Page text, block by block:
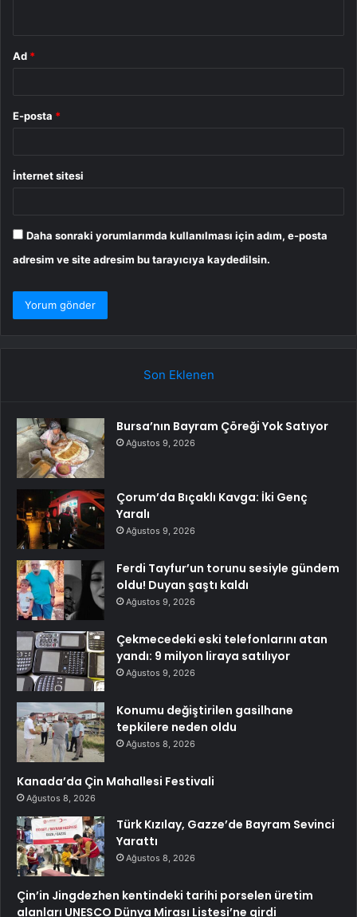
Ad *
E-posta *
İnternet sitesi
Daha sonraki yorumlarımda kullanılması için adım, e-posta
adresim ve site adresim bu tarayıcıya kaydedilsin.
Son Eklenen
Bursa’nın Bayram Çöreği Yok Satıyor
Ağustos 9, 2026
Çorum’da Bıçaklı Kavga: İki Genç
Yaralı
Ağustos 9, 2026
Ferdi Tayfur’un torunu sesiyle gündem
oldu! Duyan şaştı kaldı
Ağustos 9, 2026
Çekmecedeki eski telefonlarını atan
yandı: 9 milyon liraya satılıyor
Ağustos 9, 2026
Konumu değiştirilen gasilhane
tepkilere neden oldu
Ağustos 8, 2026
Kanada’da Çin Mahallesi Festivali
Ağustos 8, 2026
Türk Kızılay, Gazze’de Bayram Sevinci
Yarattı
Ağustos 8, 2026
Çin’in Jingdezhen kentindeki tarihi porselen üretim
alanları UNESCO Dünya Mirası Listesi’ne girdi